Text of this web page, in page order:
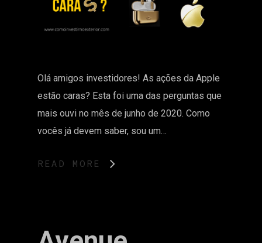
Olá amigos investidores! As ações da Apple
estão caras? Esta foi uma das perguntas que
mais ouvi no mês de junho de 2020. Como
vocês já devem saber, sou um…
READ MORE